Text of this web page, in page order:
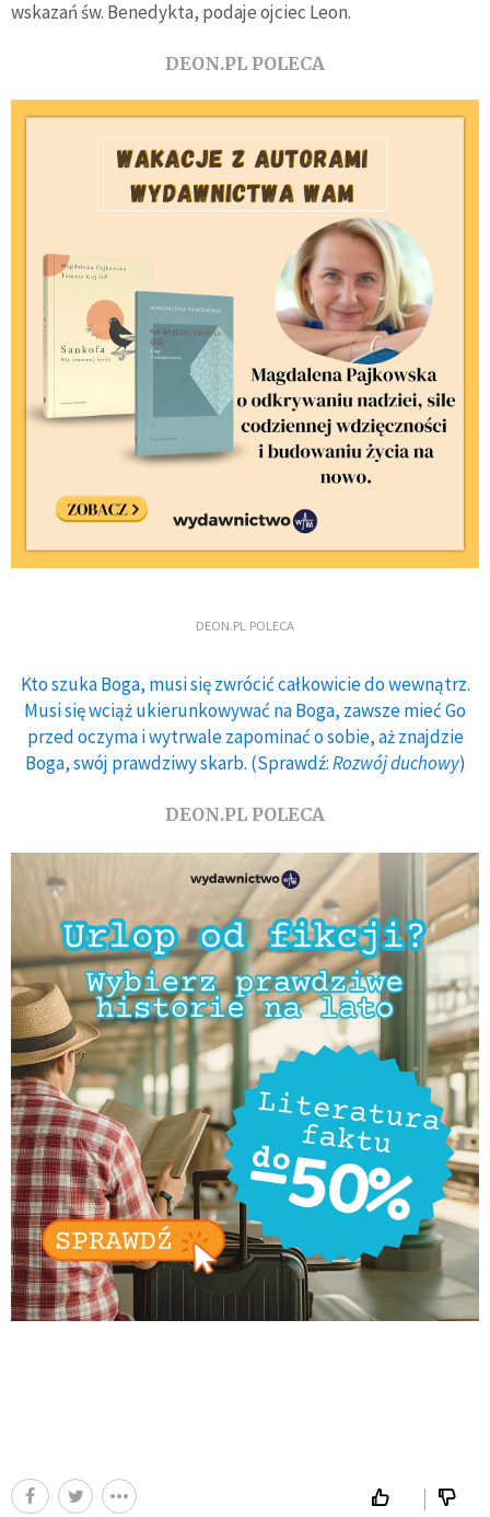
wskazań św. Benedykta, podaje ojciec Leon.
DEON.PL POLECA
DEON.PL POLECA
Kto szuka Boga, musi się zwrócić całkowicie do wewnątrz.
Musi się wciąż ukierunkowywać na Boga, zawsze mieć Go
przed oczyma i wytrwale zapominać o sobie, aż znajdzie
Boga, swój prawdziwy skarb. (Sprawdź:Rozwój duchowy)
DEON.PL POLECA